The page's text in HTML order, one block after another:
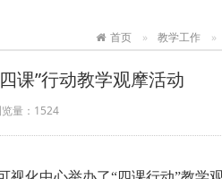
首页 教学工作
课”行动教学观摩活动
量： 1524